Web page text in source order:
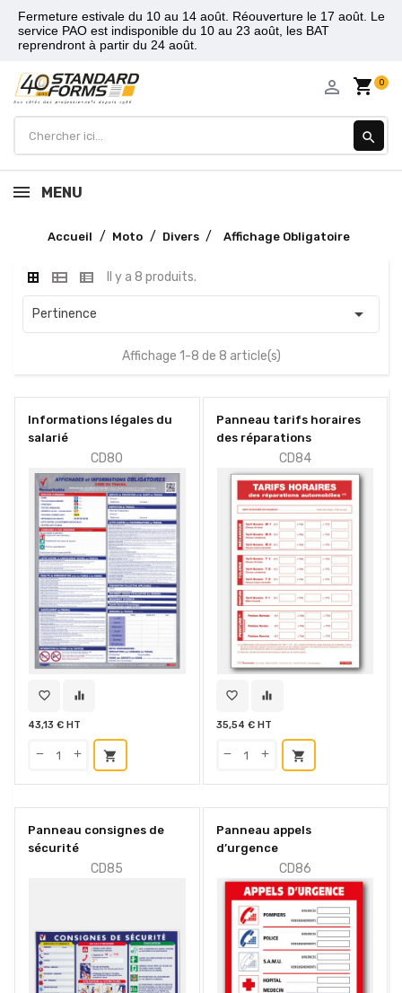
Fermeture estivale du 10 au 14 août. Réouverture le 17 août. Le
service PAO est indisponible du 10 au 23 août, les BAT
reprendront à partir du 24 août.
shopping_cart 0
person_outline
search
MENU
Accueil Moto Divers Affichage Obligatoire
Il y a 8 produits.
Pertinence 
Affichage 1-8 de 8 article(s)
Informations légales du
salarié
CD80
favorite_border equalizer
43,13 € HT
shopping_cart
Panneau tarifs horaires
des réparations
CD84
favorite_border equalizer
35,54 € HT
shopping_cart
Panneau consignes de
sécurité
CD85
Panneau appels
d’urgence
CD86